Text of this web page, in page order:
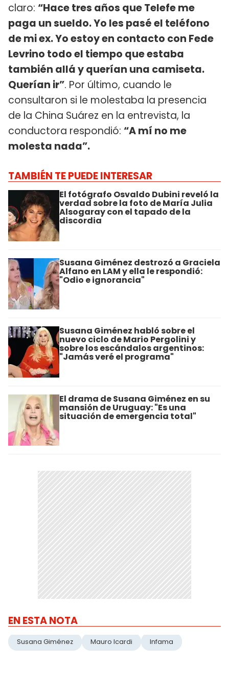
claro: “Hace tres años que Telefe me
paga un sueldo. Yo les pasé el teléfono
de mi ex. Yo estoy en contacto con Fede
Levrino todo el tiempo que estaba
también allá y querían una camiseta.
Querían ir”. Por último, cuando le
consultaron si le molestaba la presencia
de la China Suárez en la entrevista, la
conductora respondió: “A mí no me
molesta nada”.
TAMBIÉN TE PUEDE INTERESAR
El fotógrafo Osvaldo Dubini reveló la
verdad sobre la foto de María Julia
Alsogaray con el tapado de la
discordia
Susana Giménez destrozó a Graciela
Alfano en LAM y ella le respondió:
"Odio e ignorancia"
Susana Giménez habló sobre el
nuevo ciclo de Mario Pergolini y
sobre los escándalos argentinos:
"Jamás veré el programa"
El drama de Susana Giménez en su
mansión de Uruguay: "Es una
situación de emergencia total"
EN ESTA NOTA
Susana Giménez Mauro Icardi Infama